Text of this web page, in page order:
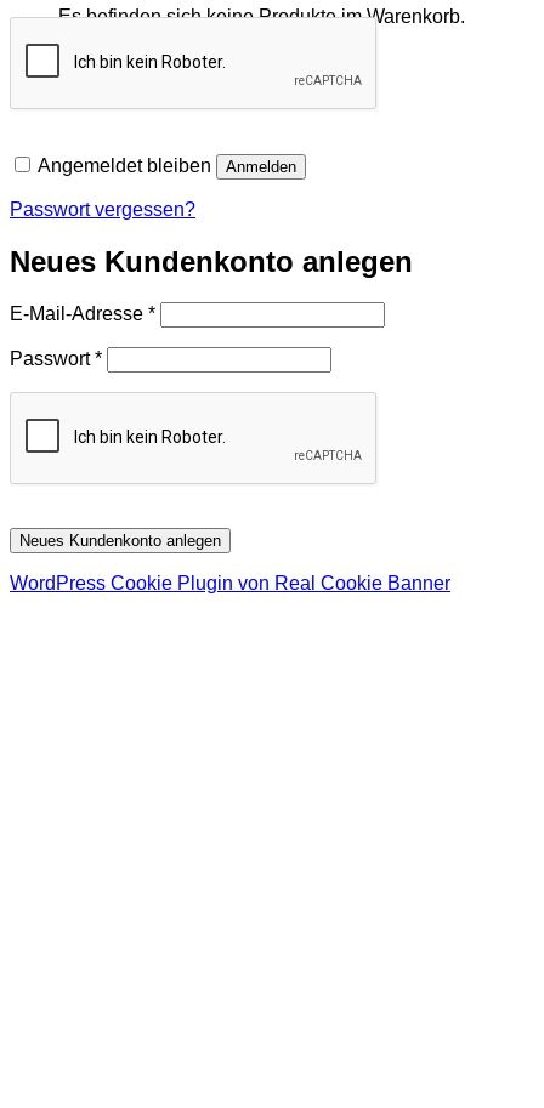
Es befinden sich keine Produkte im Warenkorb.
Zurück zum Shop
Angemeldet bleiben Anmelden
Passwort vergessen?
Neues Kundenkonto anlegen
E-Mail-Adresse *Erforderlich
Passwort*Erforderlich
Neues Kundenkonto anlegen
WordPress Cookie Plugin von Real Cookie Banner